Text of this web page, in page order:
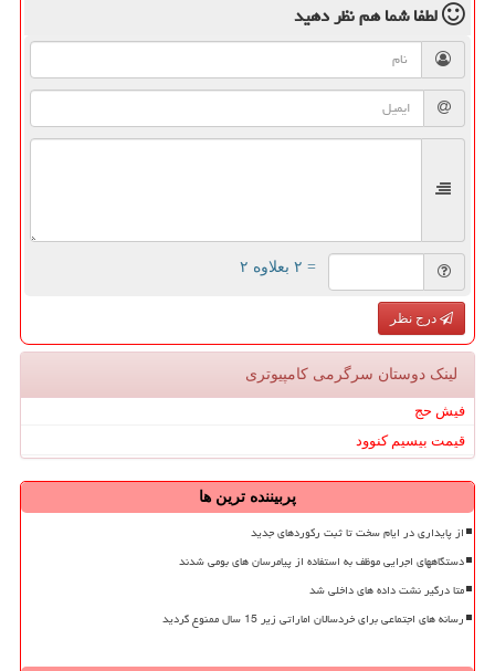
لطفا شما همنظر دهید
= ۲ بعلاوه ۲
درج نظر
لینک دوستان سرگرمی كامپیوتری
فیش حج
قیمت بیسیم کنوود
پربیننده ترین ها
از پایداری در ایام سخت تا ثبت رکوردهای جدید
دستگاههای اجرایی موظف به استفاده از پیامرسان های بومی شدند
متا درگیر نشت داده های داخلی شد
رسانه های اجتماعی برای خردسالان اماراتی زیر 15 سال ممنوع گردید